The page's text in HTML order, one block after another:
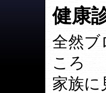
健康
全然ブ
ころ
家族に